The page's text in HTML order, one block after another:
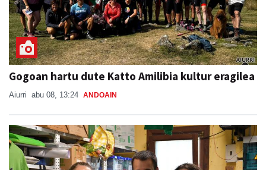
Gogoan hartu dute Katto Amilibia kultur eragilea
Aiurri abu 08, 13:24 ANDOAIN